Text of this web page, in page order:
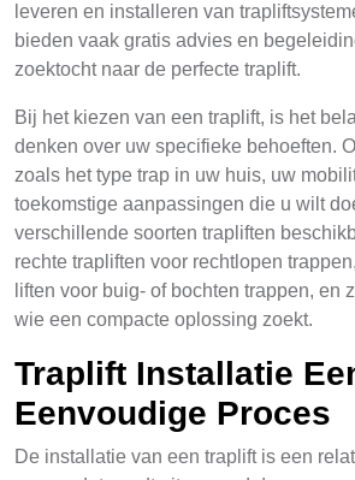
leveren en installeren van
bieden vaak gratis advies en
zoektocht naar de perfecte traplift.
Bij het kiezen van een traplift, is het
denken over uw specifieke behoeften.
zoals het type trap in uw huis, uw
toekomstige aanpassingen die u wilt
verschillende soorten trapliften
rechte trapliften voor rechtlopen
liften voor buig- of bochten trappen, en
wie een compacte oplossing zoekt.
Traplift Installatie
Eenvoudige Proces
De installatie van een traplift is een